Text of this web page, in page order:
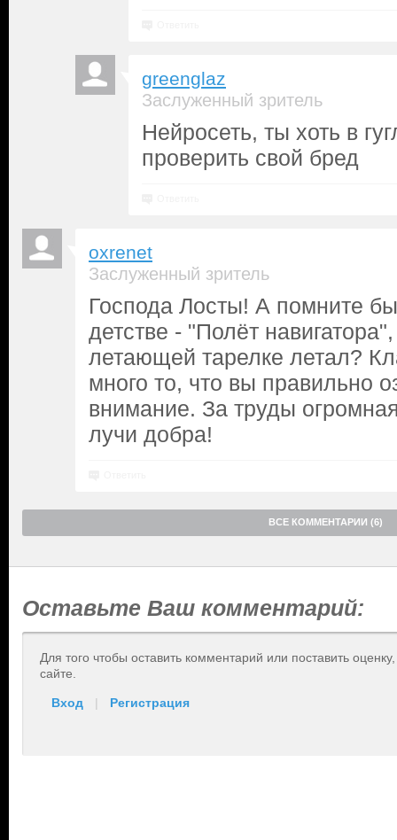
greenglaz
Заслуженный зритель
Нейросеть, ты хоть в
проверить свой бред
oxrenet
Заслуженный зритель
Господа Лосты! А помните
детстве - "Полёт
летающей тарелке летал?
много то, что вы правильно
внимание. За труды
лучи добра!
ВСЕ КОММЕНТАРИИ (6)
Оставьте Ваш комментарий:
Для того чтобы оставить комментарий или поставить
сайте.
Вход | Регистрация